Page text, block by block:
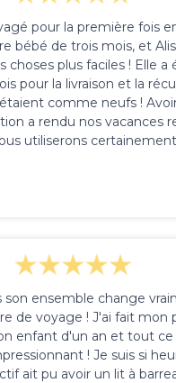
pour la première fois
bébé de trois mois, et
choses plus faciles ! Elle a
pour la livraison et la
comme neufs !
a rendu nos vacances
utiliserons
son ensemble change
de voyage ! J'ai fait mon
enfant d'un an et tout
! Je suis si
ait pu avoir un lit à